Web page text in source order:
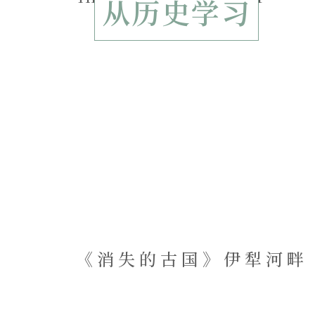
从历史学习
《消失的古国》伊犁河畔